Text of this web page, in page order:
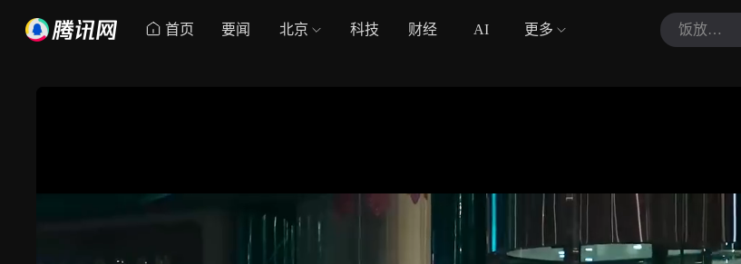
首页 要闻 北京 科技 财经 AI 更多 饭放影视会